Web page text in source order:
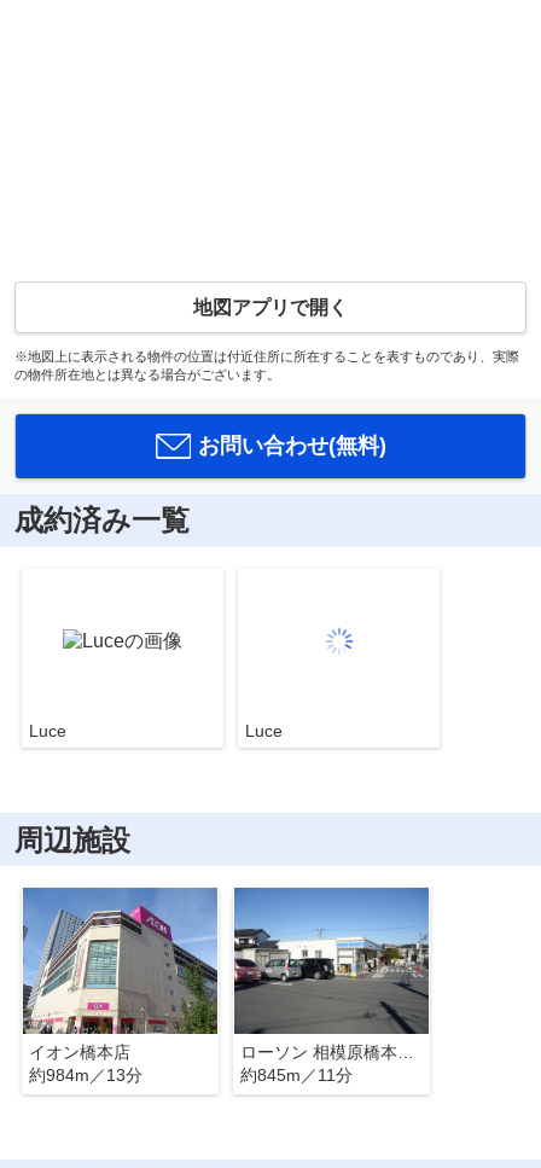
地図アプリで開く
※地図上に表示される物件の位置は付近住所に所在することを表すものであり、実際
の物件所在地とは異なる場合がございます。
お問い合わせ(無料)
成約済み一覧
Luce Luce
周辺施設
イオン橋本店
約984m／13分
約845m／11分